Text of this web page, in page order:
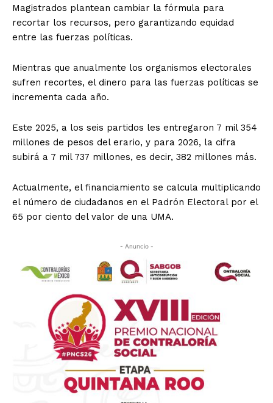
Magistrados plantean cambiar la fórmula para
recortar los recursos, pero garantizando equidad
entre las fuerzas políticas.
Mientras que anualmente los organismos electorales
sufren recortes, el dinero para las fuerzas políticas se
incrementa cada año.
Este 2025, a los seis partidos les entregaron 7 mil 354
millones de pesos del erario, y para 2026, la cifra
subirá a 7 mil 737 millones, es decir, 382 millones más.
Actualmente, el financiamiento se calcula multiplicando
el número de ciudadanos en el Padrón Electoral por el
65 por ciento del valor de una UMA.
- Anuncio -